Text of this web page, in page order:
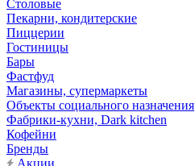
Столовые
Пекарни, кондитерские
Пиццерии
Гостиницы
Бары
Фастфуд
Магазины, супермаркеты
Объекты социального назначения
Фабрики-кухни, Dark kitchen
Кофейни
Бренды
Акции